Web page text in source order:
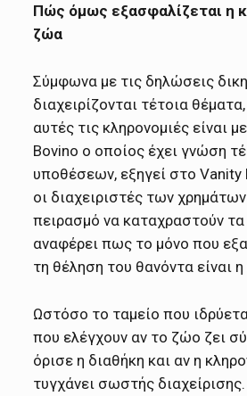
Πώς όμως εξασφαλίζεται η
ζώα
Σύμφωνα με τις δηλώσεις
διαχειρίζονται τέτοια
αυτές τις κληρονομιές είναι
Bovino ο οποίος έχει γνώση
υποθέσεων, εξηγεί στο
οι διαχειριστές των
πειρασμό να καταχραστούν
αναφέρει πως το μόνο που
τη θέληση του θανόντα είναι
Ωστόσο το ταμείο που
που ελέγχουν αν το ζώο ζει
όρισε η διαθήκη και αν η
τυγχάνει σωστής